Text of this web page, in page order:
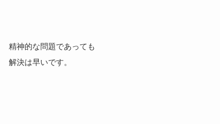
精神的な問題であっても
解決は早いです。